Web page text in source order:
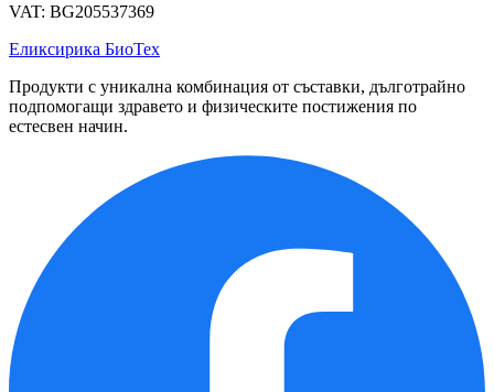
VAT: BG205537369
Еликсирика БиоТех
Продукти с уникална комбинация от съставки, дълготрайно
подпомогащи здравето и физическите постижения по
естесвен начин.